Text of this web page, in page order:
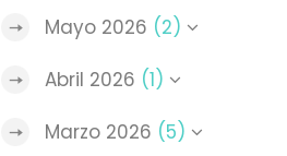
Mayo 2026 (2)
Abril 2026 (1)
Marzo 2026 (5)